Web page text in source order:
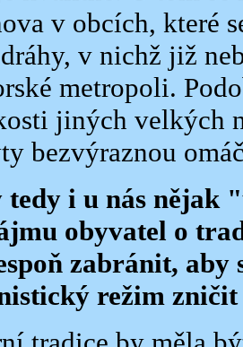
v obcích, které
v nichž již
metropoli.
jiných velkých
bezvýraznou
tedy i u nás
obyvatel o
zabránit, aby
režim zničit